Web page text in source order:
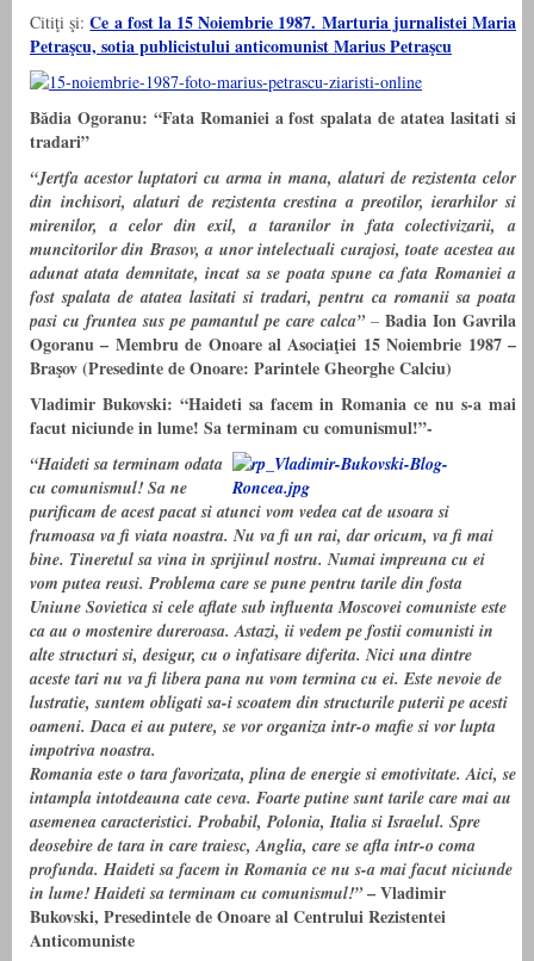
Citiţi şi:Ce a fost la 15 Noiembrie 1987. Marturia jurnalistei Maria
Petraşcu, sotia publicistului anticomunist Marius Petraşcu
Bădia Ogoranu: “Fata Romaniei a fost spalata de atatea lasitati si
tradari”
“Jertfa acestor luptatori cu arma in mana, alaturi de rezistenta celor
din inchisori, alaturi de rezistenta crestina a preotilor, ierarhilor si
mirenilor, a celor din exil, a taranilor in fata colectivizarii, a
muncitorilor din Brasov, a unor intelectuali curajosi, toate acestea au
adunat atata demnitate, incat sa se poata spune ca fata Romaniei a
fost spalata de atatea lasitati si tradari, pentru ca romanii sa poata
pasi cu fruntea sus pe pamantul pe care calca” – Badia Ion Gavrila
Ogoranu – Membru de Onoare al Asociaţiei 15 Noiembrie 1987 –
Braşov (Presedinte de Onoare: Parintele Gheorghe Calciu)
Vladimir Bukovski: “Haideti sa facem in Romania ce nu s-a mai
facut niciunde in lume! Sa terminam cu comunismul!”-
“Haideti sa terminam odata
cu comunismul! Sa ne
purificam de acest pacat si atunci vom vedea cat de usoara si
frumoasa va fi viata noastra. Nu va fi un rai, dar oricum, va fi mai
bine. Tineretul sa vina in sprijinul nostru. Numai impreuna cu ei
vom putea reusi. Problema care se pune pentru tarile din fosta
Uniune Sovietica si cele aflate sub influenta Moscovei comuniste este
ca au o mostenire dureroasa. Astazi, ii vedem pe fostii comunisti in
alte structuri si, desigur, cu o infatisare diferita. Nici una dintre
aceste tari nu va fi libera pana nu vom termina cu ei. Este nevoie de
lustratie, suntem obligati sa-i scoatem din structurile puterii pe acesti
oameni. Daca ei au putere, se vor organiza intr-o mafie si vor lupta
impotriva noastra.
Romania este o tara favorizata, plina de energie si emotivitate. Aici, se
intampla intotdeauna cate ceva. Foarte putine sunt tarile care mai au
asemenea caracteristici. Probabil, Polonia, Italia si Israelul. Spre
deosebire de tara in care traiesc, Anglia, care se afla intr-o coma
profunda. Haideti sa facem in Romania ce nu s-a mai facut niciunde
in lume! Haideti sa terminam cu comunismul!” – Vladimir
Bukovski, Presedintele de Onoare al Centrului Rezistentei
Anticomuniste